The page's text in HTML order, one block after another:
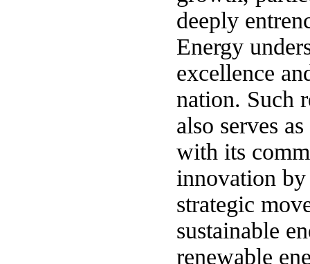
deeply
Energy
excellence
nation. Such
also serves
with its
innovation
strategic
sustainable
renewable